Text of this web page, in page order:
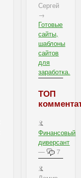
Сергей
→
Готовые
сайты,
шаблоны
сайтов
для
заработка.
ТОП
Финансовый
диверсант
—
7